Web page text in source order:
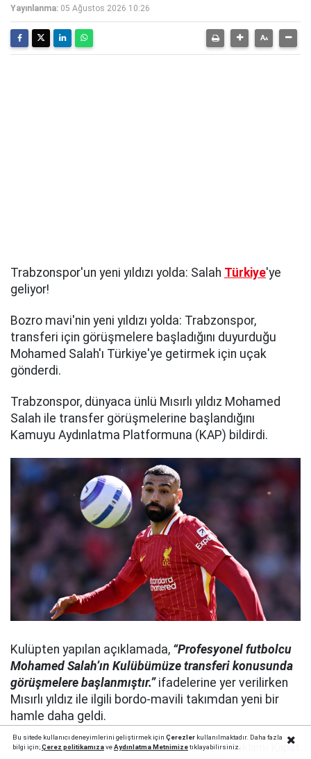
Yayınlanma: 05 Ağustos 2026 10:26
Trabzonspor'un yeni yıldızı yolda: Salah Türkiye'ye
geliyor!
Bozro mavi'nin yeni yıldızı yolda: Trabzonspor,
transferi için görüşmelere başladığını duyurduğu
Mohamed Salah'ı Türkiye'ye getirmek için uçak
gönderdi.
Trabzonspor, dünyaca ünlü Mısırlı yıldız Mohamed
Salah ile transfer görüşmelerine başlandığını
Kamuyu Aydınlatma Platformuna (KAP) bildirdi.
Kulüpten yapılan açıklamada, “Profesyonel futbolcu
Mohamed Salah’ın Kulübümüze transferi konusunda
görüşmelere başlanmıştır.”ifadelerine yer verilirken
Mısırlı yıldız ile ilgili bordo-mavili takımdan yeni bir
hamle daha geldi.
Bu sitede kullanıcı deneyimlerini geliştirmek için Çerezlerkullanılmaktadır. Daha fazla
bilgi için;Çerez politikamızaveAydınlatma Metnimizetıklayabilirsiniz.Reklamı Kapat